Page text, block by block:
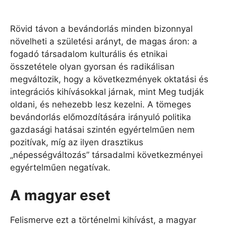
Rövid távon a bevándorlás minden bizonnyal
növelheti a születési arányt, de magas áron: a
fogadó társadalom kulturális és etnikai
összetétele olyan gyorsan és radikálisan
megváltozik, hogy a következmények oktatási és
integrációs kihívásokkal járnak, mint Meg tudják
oldani, és nehezebb lesz kezelni. A tömeges
bevándorlás előmozdítására irányuló politika
gazdasági hatásai szintén egyértelműen nem
pozitívak, míg az ilyen drasztikus
„népességváltozás” társadalmi következményei
egyértelműen negatívak.
A magyar eset
Felismerve ezt a történelmi kihívást, a magyar